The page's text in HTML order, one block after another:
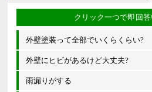
外壁塗装って全部でいくらくらい?
外壁にヒビがあるけど大丈夫?
雨漏りがする